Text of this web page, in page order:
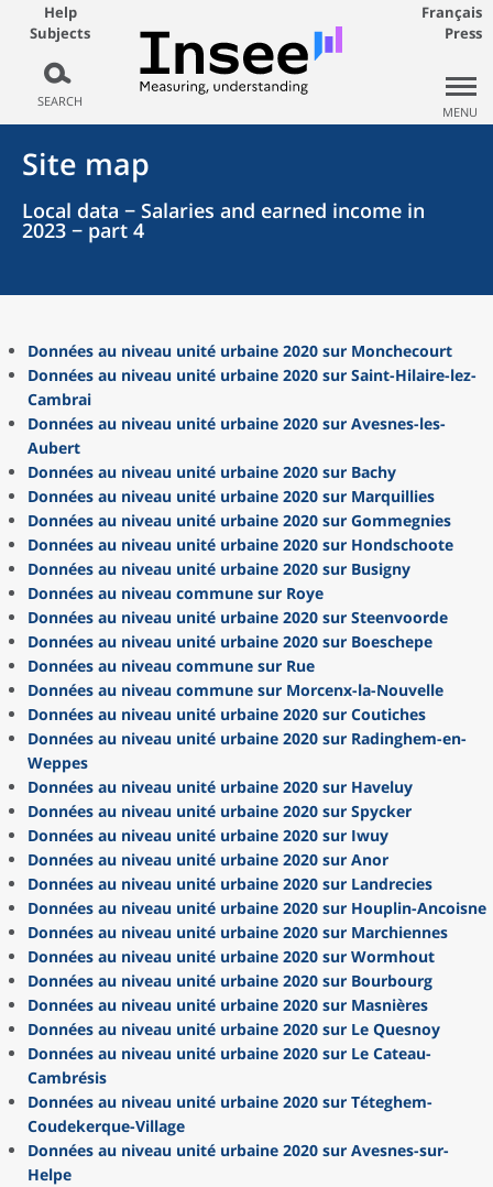
Help
Subjects
SEARCH
Français
Press
MENU
Site map
Local data − Salaries and earned income in
2023 − part 4
Données au niveau unité urbaine 2020 sur Monchecourt
Données au niveau unité urbaine 2020 sur Saint-Hilaire-lez-
Cambrai
Données au niveau unité urbaine 2020 sur Avesnes-les-
Aubert
Données au niveau unité urbaine 2020 sur Bachy
Données au niveau unité urbaine 2020 sur Marquillies
Données au niveau unité urbaine 2020 sur Gommegnies
Données au niveau unité urbaine 2020 sur Hondschoote
Données au niveau unité urbaine 2020 sur Busigny
Données au niveau commune sur Roye
Données au niveau unité urbaine 2020 sur Steenvoorde
Données au niveau unité urbaine 2020 sur Boeschepe
Données au niveau commune sur Rue
Données au niveau commune sur Morcenx-la-Nouvelle
Données au niveau unité urbaine 2020 sur Coutiches
Données au niveau unité urbaine 2020 sur Radinghem-en-
Weppes
Données au niveau unité urbaine 2020 sur Haveluy
Données au niveau unité urbaine 2020 sur Spycker
Données au niveau unité urbaine 2020 sur Iwuy
Données au niveau unité urbaine 2020 sur Anor
Données au niveau unité urbaine 2020 sur Landrecies
Données au niveau unité urbaine 2020 sur Houplin-Ancoisne
Données au niveau unité urbaine 2020 sur Marchiennes
Données au niveau unité urbaine 2020 sur Wormhout
Données au niveau unité urbaine 2020 sur Bourbourg
Données au niveau unité urbaine 2020 sur Masnières
Données au niveau unité urbaine 2020 sur Le Quesnoy
Données au niveau unité urbaine 2020 sur Le Cateau-
Cambrésis
Données au niveau unité urbaine 2020 sur Téteghem-
Coudekerque-Village
Données au niveau unité urbaine 2020 sur Avesnes-sur-
Helpe